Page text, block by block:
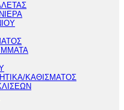
ΚΑΘΙΣΜΑΤΟΣ